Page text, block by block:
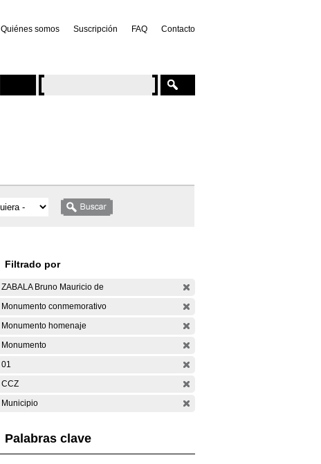
Quiénes somos Suscripción FAQ Contacto
Filtrado por
ZABALA Bruno Mauricio de
Monumento conmemorativo
Monumento homenaje
Monumento
01
CCZ
Municipio
Palabras clave